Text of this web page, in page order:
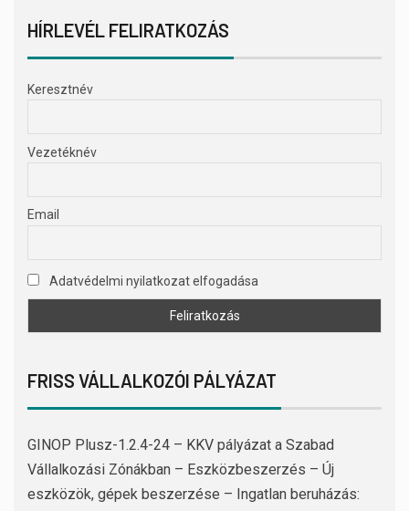
HÍRLEVÉL FELIRATKOZÁS
Keresztnév
Vezetéknév
Email
Adatvédelmi nyilatkozat elfogadása
FRISS VÁLLALKOZÓI PÁLYÁZAT
GINOP Plusz-1.2.4-24 – KKV pályázat a Szabad
Vállalkozási Zónákban – Eszközbeszerzés – Új
eszközök, gépek beszerzése – Ingatlan beruházás: